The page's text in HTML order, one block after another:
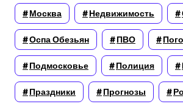
Москва Недвижимость
Оспа Обезьян ПВО
Подмосковье Полиция
Праздники Прогнозы